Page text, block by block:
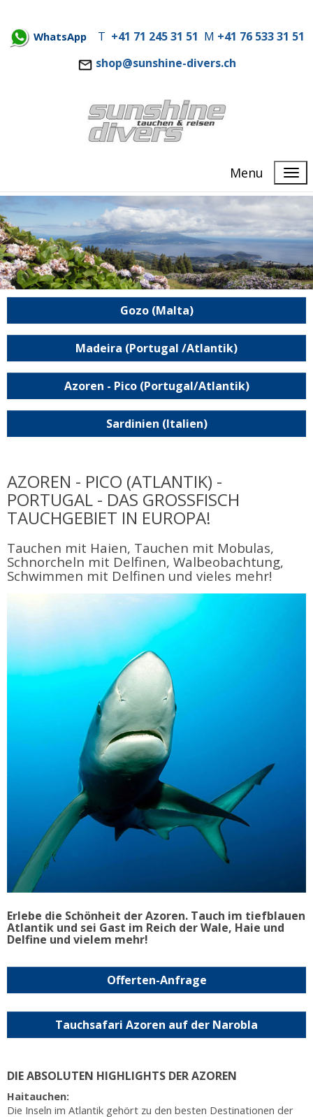
WhatsApp T +41 71 245 31 51 M +41 76 533 31 51
shop@sunshine-divers.ch
Menu
Gozo (Malta)
Madeira (Portugal /Atlantik)
Azoren - Pico (Portugal/Atlantik)
Sardinien (Italien)
AZOREN - PICO (ATLANTIK) -
PORTUGAL - DAS GROSSFISCH
TAUCHGEBIET IN EUROPA!
Tauchen mit Haien, Tauchen mit Mobulas,
Schnorcheln mit Delfinen, Walbeobachtung,
Schwimmen mit Delfinen und vieles mehr!
Erlebe die Schönheit der Azoren. Tauch im tiefblauen
Atlantik und sei Gast im Reich der Wale, Haie und
Delfine und vielem mehr!
Offerten-Anfrage
Tauchsafari Azoren auf der Narobla
DIE ABSOLUTEN HIGHLIGHTS DER AZOREN
Haitauchen:
Die Inseln im Atlantik gehört zu den besten Destinationen der